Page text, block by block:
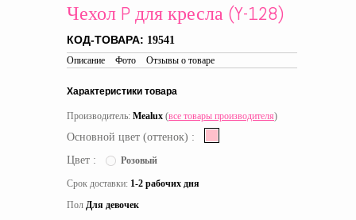
Чехол P для кресла (Y-128)
КОД-ТОВАРА: 19541
Описание Фото Отзывы о товаре
Характеристики товара
Производитель: Mealux (все товары производителя)
Основной цвет (оттенок) :
Цвет :
Розовый
Срок доставки: 1-2 рабочих дня
Пол Для девочек